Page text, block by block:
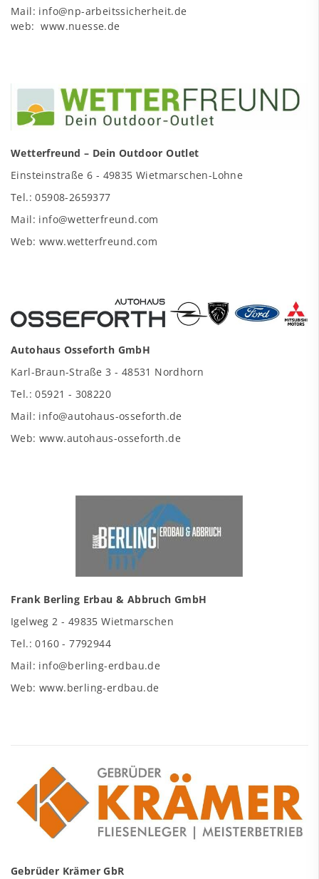
Mail: info@np-arbeitssicherheit.de
web: www.nuesse.de
Wetterfreund – Dein Outdoor Outlet
Einsteinstraße 6 - 49835 Wietmarschen-Lohne
Tel.: 05908-2659377
Mail: info@wetterfreund.com
Web: www.wetterfreund.com
Autohaus Osseforth GmbH
Karl-Braun-Straße 3 - 48531 Nordhorn
Tel.: 05921 - 308220
Mail: info@autohaus-osseforth.de
Web: www.autohaus-osseforth.de
Frank Berling Erbau & Abbruch GmbH
Igelweg 2 - 49835 Wietmarschen
Tel.: 0160 - 7792944
Mail: info@berling-erdbau.de
Web: www.berling-erdbau.de
Gebrüder Krämer GbR